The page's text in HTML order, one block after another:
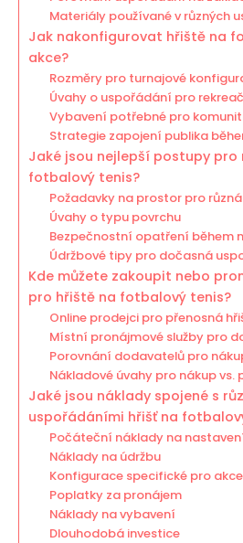
Materiály používané v různých
Jak nakonfigurovat hřiště na
akce?
Rozměry pro turnajové
Úvahy o uspořádání pro
Vybavení potřebné pro
Strategie zapojení publika
Jaké jsou nejlepší postupy pro
fotbalový tenis?
Požadavky na prostor pro
Úvahy o typu povrchu
Bezpečnostní opatření během
Údržbové tipy pro dočasná
Kde můžete zakoupit nebo
pro hřiště na fotbalový tenis?
Online prodejci pro přenosná
Místní pronájmové služby pro
Porovnání dodavatelů pro
Nákladové úvahy pro nákup vs.
Jaké jsou náklady spojené s
uspořádáními hřišť na
Počáteční náklady na
Náklady na údržbu
Konfigurace specifické pro akce
Poplatky za pronájem
Náklady na vybavení
Dlouhodobá investice